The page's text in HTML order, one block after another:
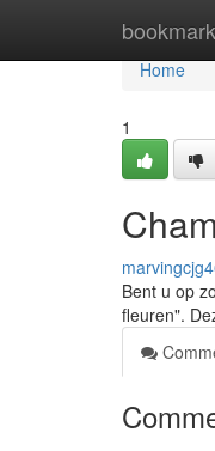
Home
Home
1
Bent u op
fleuren".